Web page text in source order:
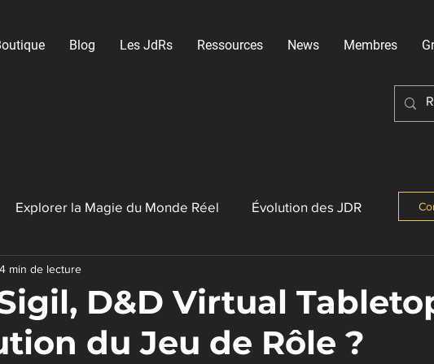
Blog Les JdRs Ressources News Membres
Explorer la Magie du Monde Réel Évolution des JDR
Vidéo RPG
JDR indépendants & créateurs
D&D Virtual
du Jeu de Rôle ?
4 min de lecture